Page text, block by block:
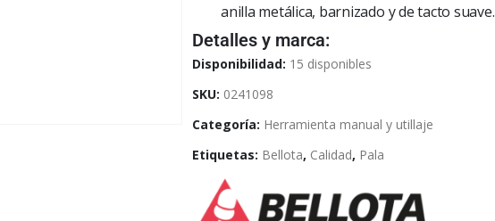
anilla metálica, barnizado y de tacto suave.
Detalles y marca:
Disponibilidad: 15 disponibles
SKU: 0241098
Categoría: Herramienta manual y utillaje
Etiquetas: Bellota, Calidad, Pala